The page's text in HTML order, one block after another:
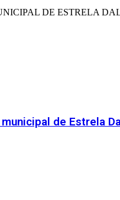
DE ESTRELA
de Estrela